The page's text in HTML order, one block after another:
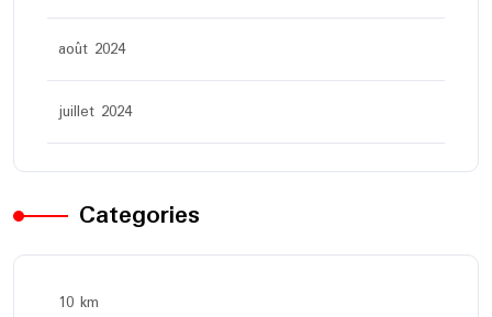
août 2024
juillet 2024
Categories
10 km